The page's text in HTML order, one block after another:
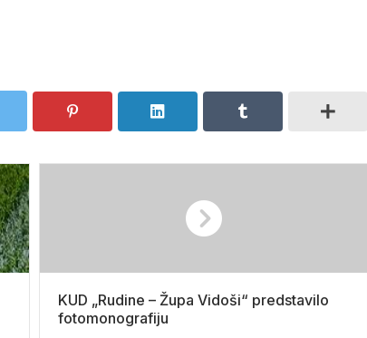
KUD „Rudine – Župa Vidoši“ predstavilo
fotomonografiju